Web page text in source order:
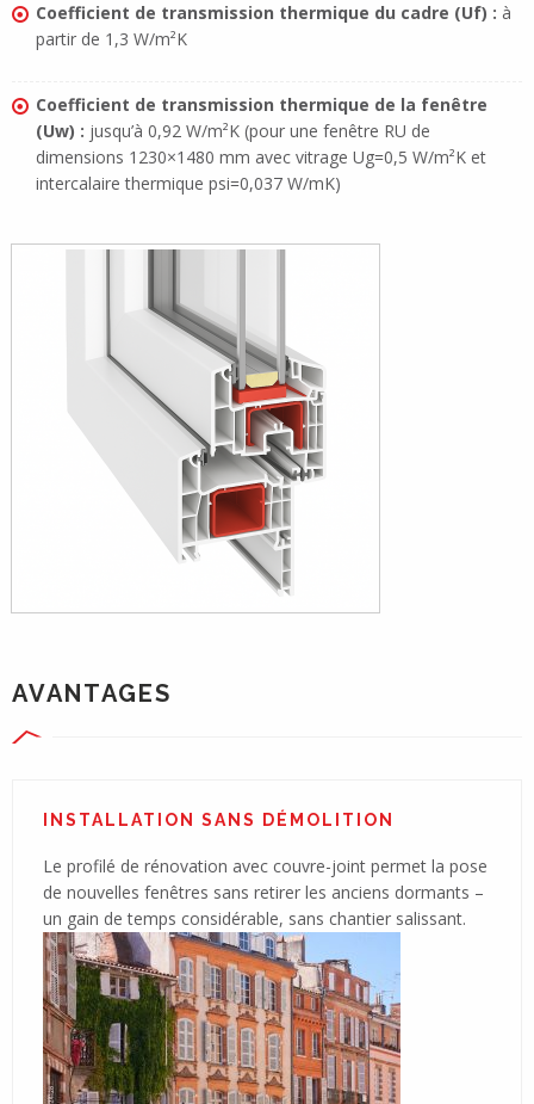
Coefficient de transmission thermique du cadre (Uf) : à
partir de 1,3 W/m²K
Coefficient de transmission thermique de la fenêtre
(Uw) : jusqu’à 0,92 W/m²K (pour une fenêtre RU de
dimensions 1230×1480 mm avec vitrage Ug=0,5 W/m²K et
intercalaire thermique psi=0,037 W/mK)
AVANTAGES
INSTALLATION SANS DÉMOLITION
Le profilé de rénovation avec couvre-joint permet la pose
de nouvelles fenêtres sans retirer les anciens dormants –
un gain de temps considérable, sans chantier salissant.